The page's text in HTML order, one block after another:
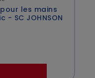
les mains
SC JOHNSON